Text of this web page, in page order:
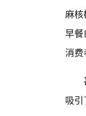
麻
早
消
吸引